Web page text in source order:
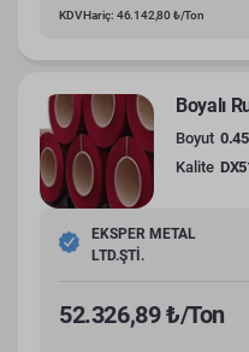
KDV Hariç: 46.142,80 ₺/Ton
Boyalı
Boyut
Kalite
EKSPER METAL
LTD.ŞTİ.
52.326,89 ₺/Ton